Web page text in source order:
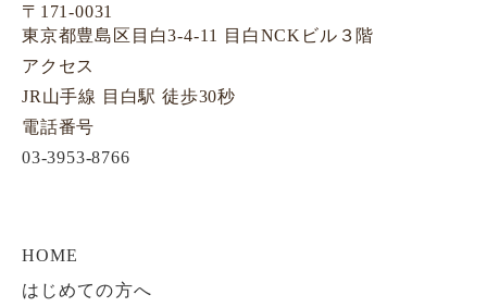
〒171-0031
東京都豊島区目白3-4-11 目白NCKビル３階
アクセス
JR山手線 目白駅 徒歩30秒
電話番号
03-3953-8766
HOME
はじめての方へ